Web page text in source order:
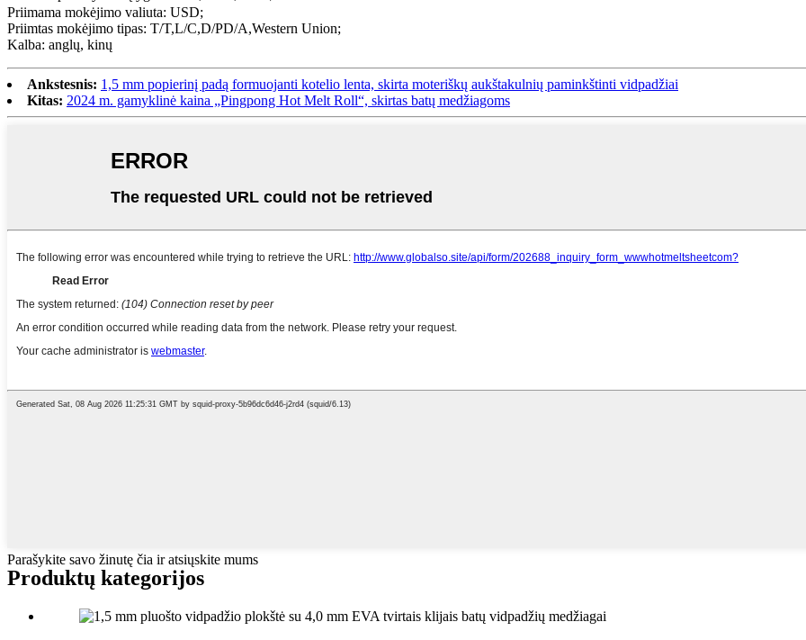
Priimama mokėjimo valiuta: USD;
Priimtas mokėjimo tipas: T/T,L/C,D/PD/A,Western Union;
Kalba: anglų, kinų
Ankstesnis: 1,5 mm popierinį padą formuojanti kotelio lenta, skirta moteriškų aukštakulnių paminkštinti vidpadžiai
Kitas: 2024 m. gamyklinė kaina „Pingpong Hot Melt Roll“, skirtas batų medžiagoms
Parašykite savo žinutę čia ir atsiųskite mums
Produktų kategorijos